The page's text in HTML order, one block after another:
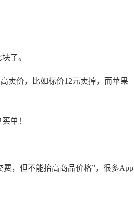
了。
卖价，比如标价12元卖掉，而苹果
单！
，但不能抬高商品价格”，很多App